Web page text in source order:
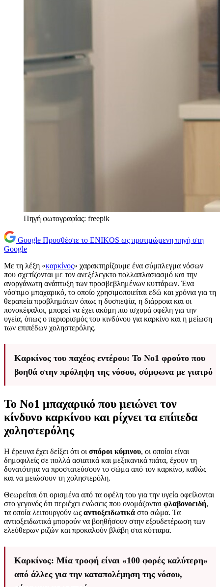
Πηγή φωτογραφίας: freepik
Google Προσθέστε το ENIKOS ως προτιμώμενη πηγή στη
Google
Με τη λέξη «καρκίνος» χαρακτηρίζουμε ένα σύμπλεγμα νόσων
που σχετίζονται με τον ανεξέλεγκτο πολλαπλασιασμό και την
ανοργάνωτη ανάπτυξη των προσβεβλημένων κυττάρων. Ένα
νόστιμο μπαχαρικό, το οποίο χρησιμοποιείται εδώ και χρόνια για τη
θεραπεία προβλημάτων όπως η δυσπεψία, η διάρροια και οι
πονοκέφαλοι, μπορεί να έχει ακόμη πιο ισχυρά οφέλη για την
υγεία, όπως ο περιορισμός του κινδύνου για καρκίνο και η μείωση
των επιπέδων χοληστερόλης.
Καρκίνος του παχέος εντέρου: Το Νο1 φρούτο που
βοηθά στην πρόληψη της νόσου, σύμφωνα με γιατρό
Το Νο1 μπαχαρικό που μειώνει τον
κίνδυνο καρκίνου και ρίχνει τα επίπεδα
χοληστερόλης
Η έρευνα έχει δείξει ότι οι σπόροι κύμινου, οι οποίοι είναι
δημοφιλείς σε πολλά ασιατικά και μεξικανικά πιάτα, έχουν τη
δυνατότητα να προστατεύσουν το σώμα από τον καρκίνο, καθώς
και να μειώσουν τη χοληστερόλη.
Θεωρείται ότι ορισμένα από τα οφέλη του για την υγεία οφείλονται
στο γεγονός ότι περιέχει ενώσεις που ονομάζονται φλαβονοειδή,
τα οποία λειτουργούν ως αντιοξειδωτικά στο σώμα. Τα
αντιοξειδωτικά μπορούν να βοηθήσουν στην εξουδετέρωση των
ελεύθερων ριζών και προκαλούν βλάβη στα κύτταρα.
Καρκίνος: Μία τροφή είναι «100 φορές καλύτερη»
από άλλες για την καταπολέμηση της νόσου,